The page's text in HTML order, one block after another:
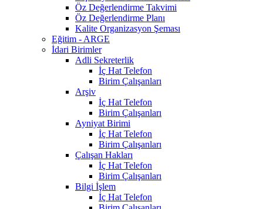
Öz Değerlendirme Takvimi
Öz Değerlendirme Planı
Kalite Organizasyon Şeması
Eğitim - ARGE
İdari Birimler
Adli Sekreterlik
İç Hat Telefon
Birim Çalışanları
Arşiv
İç Hat Telefon
Birim Çalışanları
Ayniyat Birimi
İç Hat Telefon
Birim Çalışanları
Çalışan Hakları
İç Hat Telefon
Birim Çalışanları
Bilgi İşlem
İç Hat Telefon